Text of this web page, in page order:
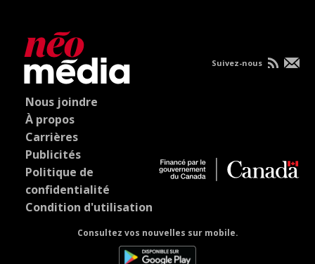
Nous joindre
À propos
Carrières
Publicités
Politique de
confidentialité
Condition d'utilisation
Consultez vos nouvelles sur mobile.
Suivez-nous